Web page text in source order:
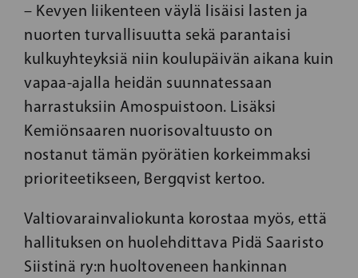
– Kevyen liikenteen väylä lisäisi lasten ja
nuorten turvallisuutta sekä parantaisi
kulkuyhteyksiä niin koulupäivän aikana kuin
vapaa-ajalla heidän suunnatessaan
harrastuksiin Amospuistoon. Lisäksi
Kemiönsaaren nuorisovaltuusto on
nostanut tämän pyörätien korkeimmaksi
prioriteetikseen, Bergqvist kertoo.
Valtiovarainvaliokunta korostaa myös, että
hallituksen on huolehdittava Pidä Saaristo
Siistinä ry:n huoltoveneen hankinnan